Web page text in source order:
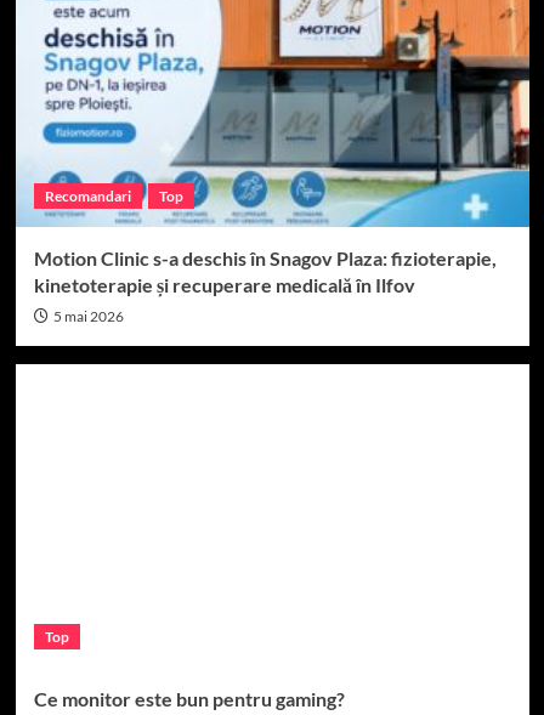
Recomandari Top
Motion Clinic s-a deschis în Snagov Plaza: fizioterapie,
kinetoterapie și recuperare medicală în Ilfov
5 mai 2026
Top
Ce monitor este bun pentru gaming?